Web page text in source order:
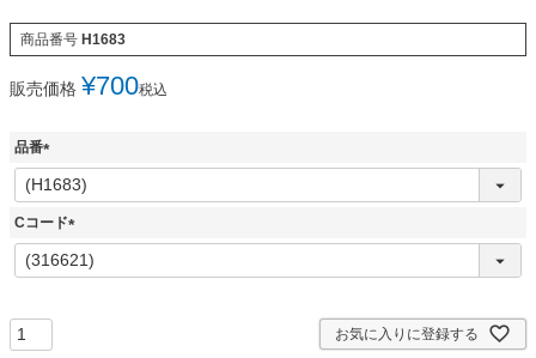
商品番号 H1683
販売価格 ¥700税込
品番
(
必
須
Cコード
(
必
お気に入りに登録する